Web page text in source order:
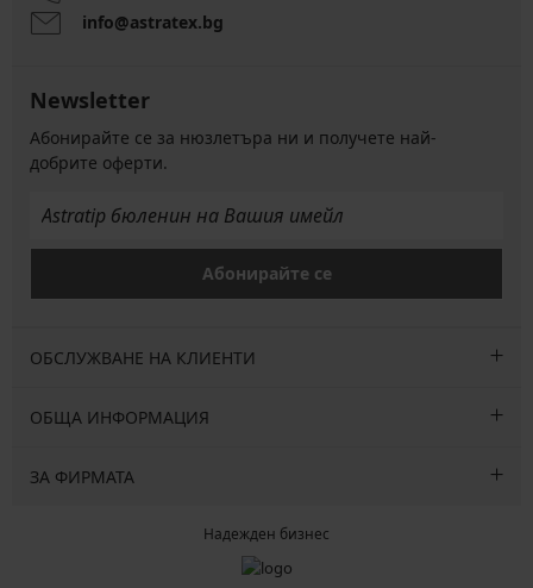
info@astratex.bg
Newsletter
Абонирайте се за нюзлетъра ни и получете най-
добрите оферти.
Абонирайте се
ОБСЛУЖВАНЕ НА КЛИЕНТИ
ОБЩА ИНФОРМАЦИЯ
ЗА ФИРМАТА
Надежден бизнес